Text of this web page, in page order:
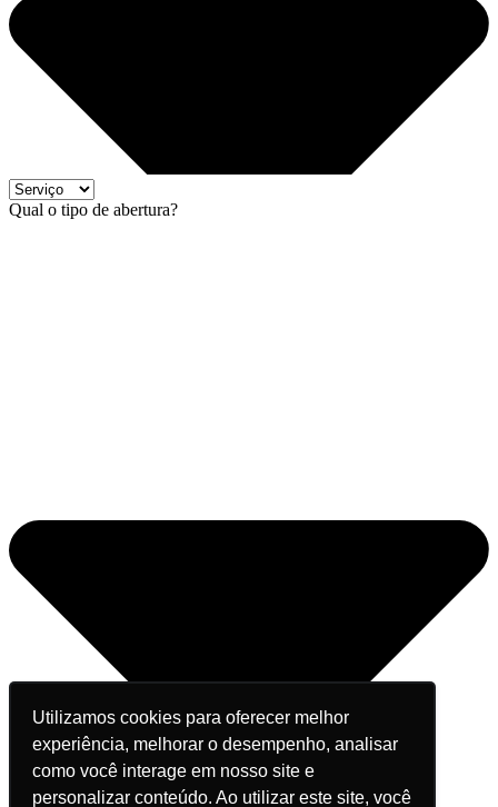
Utilizamos cookies para oferecer melhor
experiência, melhorar o desempenho, analisar
como você interage em nosso site e
personalizar conteúdo. Ao utilizar este site, você
Qual o tipo de abertura?